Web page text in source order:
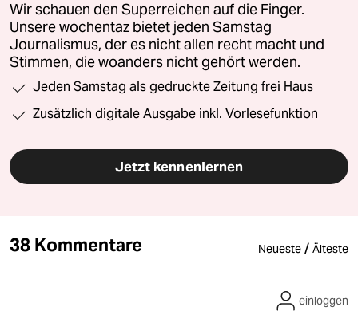
Wir schauen den Superreichen auf die Finger.
Unsere wochentaz bietet jeden Samstag
Journalismus, der es nicht allen recht macht und
Stimmen, die woanders nicht gehört werden.
Jeden Samstag als gedruckte Zeitung frei Haus
Zusätzlich digitale Ausgabe inkl. Vorlesefunktion
Jetzt kennenlernen
38 Kommentare Neueste / Älteste
einloggen